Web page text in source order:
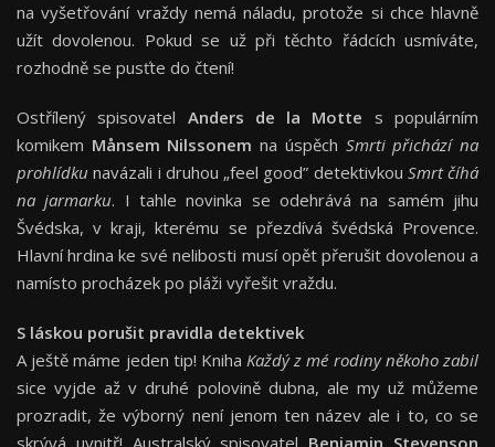
na vyšetřování vraždy nemá náladu, protože si chce hlavně
užít dovolenou. Pokud se už při těchto řádcích usmíváte,
rozhodně se pusťte do čtení!
Ostřílený spisovatel Anders de la Motte s populárním
komikem Månsem Nilssonem na úspěch Smrti přichází na
prohlídku navázali i druhou „feel good” detektivkou Smrt číhá
na jarmarku. I tahle novinka se odehrává na samém jihu
Švédska, v kraji, kterému se přezdívá švédská Provence.
Hlavní hrdina ke své nelibosti musí opět přerušit dovolenou a
namísto procházek po pláži vyřešit vraždu.
S láskou porušit pravidla detektivek
A ještě máme jeden tip! KnihaKaždý z mé rodiny někoho zabil
sice vyjde až v druhé polovině dubna, ale my už můžeme
prozradit, že výborný není jenom ten název ale i to, co se